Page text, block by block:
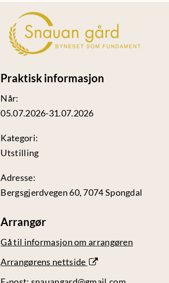
Praktisk informasjon
Når:
05.07.2026-31.07.2026
Kategori:
Utstilling
Adresse:
Bergsgjerdvegen 60, 7074 Spongdal
Arrangør
Gå til informasjon om arrangøren
Arrangørens nettside